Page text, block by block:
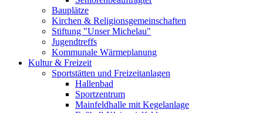
Bauplätze
Kirchen & Religionsgemeinschaften
Stiftung "Unser Michelau"
Jugendtreffs
Kommunale Wärmeplanung
Kultur & Freizeit
Sportstätten und Freizeitanlagen
Hallenbad
Sportzentrum
Mainfeldhalle mit Kegelanlage